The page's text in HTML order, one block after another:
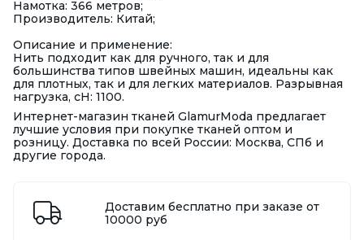
Намотка: 366 метров;
Производитель: Китай;
Описание и применение:
Нить подходит как для ручного, так и для
большинства типов швейных машин, идеальны как
для плотных, так и для легких материалов. Разрывная
нагрузка, сН: 1100.
Интернет-магазин тканей GlamurModa предлагает
лучшие условия при покупке тканей оптом и
розницу. Доставка по всей России: Москва, СПб и
другие города.
Доставим бесплатно при заказе от
10000 руб